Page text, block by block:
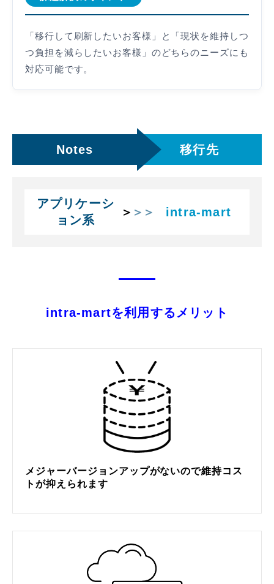
「移行して刷新したいお客様」と「現状を維持しつ
つ負担を減らしたいお客様」のどちらのニーズにも
対応可能です。
Notes 移行先
アプリケーシ
ョン系
＞ intra-mart
intra-martを利用するメリット
メジャーバージョンアップがないので維持コス
トが抑えられます